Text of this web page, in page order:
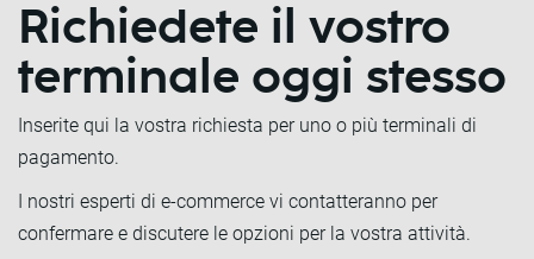
Richiedete il vostro
terminale oggi stesso
Inserite qui la vostra richiesta per uno o più terminali di
pagamento.
I nostri esperti di e-commerce vi contatteranno per
confermare e discutere le opzioni per la vostra attività.